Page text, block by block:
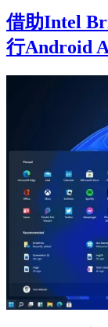
借助Intel
行Android